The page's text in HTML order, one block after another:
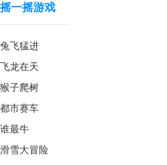
摇一摇游戏
兔飞猛进
飞龙在天
猴子爬树
都市赛车
谁最牛
滑雪大冒险